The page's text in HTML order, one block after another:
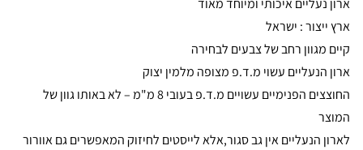
ארון נעליים איכותי ומיוחד מאוד
ארץ ייצור : ישראל
קיים מגוון רחב של צבעים לבחירה
ארון הנעליים עשוי מ.ד.פ מצופה מלמין יצוק
החוצצים הפנימיים עשויים מ.ד.פ בעובי 8 מ"מ – לא באותו גוון של
המוצר
לארון הנעליים אין גב סגור,אלא לייסטים לחיזוק המאפשרים גם אוורור